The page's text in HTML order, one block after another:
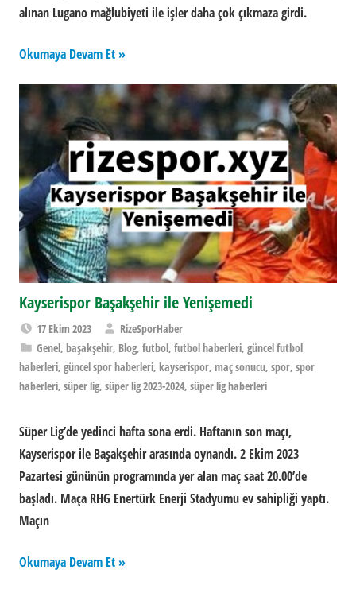
alınan Lugano mağlubiyeti ile işler daha çok çıkmaza girdi.
Okumaya Devam Et
Kayserispor Başakşehir ile Yenişemedi
17 Ekim 2023
RizeSporHaber
Genel,başakşehir, Blog,futbol,futbol haberleri,güncel futbol
haberleri, güncel spor haberleri, kayserispor, maç sonucu, spor, spor
haberleri, süper lig, süper lig 2023-2024, süper lig haberleri
Süper Lig’de yedinci hafta sona erdi. Haftanın son maçı,
Kayserispor ile Başakşehir arasında oynandı. 2 Ekim 2023
Pazartesi gününün programında yer alan maç saat 20.00’de
başladı. Maça RHG Enertürk Enerji Stadyumu ev sahipliği yaptı.
Maçın
Okumaya Devam Et